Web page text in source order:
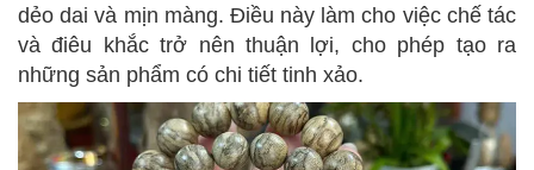
dẻo dai và mịn màng. Điều này làm cho việc chế tác
và điêu khắc trở nên thuận lợi, cho phép tạo ra
những sản phẩm có chi tiết tinh xảo.